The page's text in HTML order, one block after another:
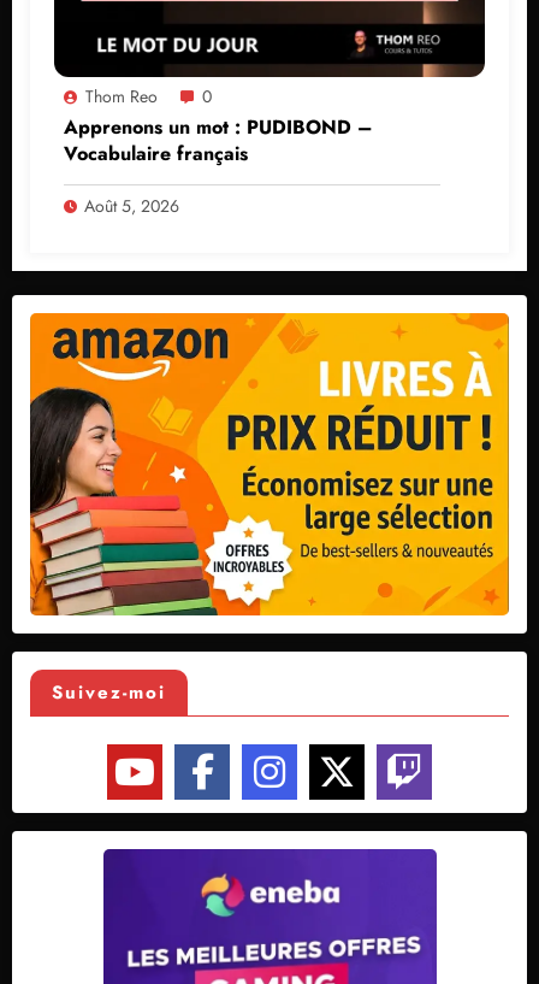
Thom Reo 0
Apprenons un mot : PUDIBOND –
Vocabulaire français
Août 5, 2026
Suivez-moi